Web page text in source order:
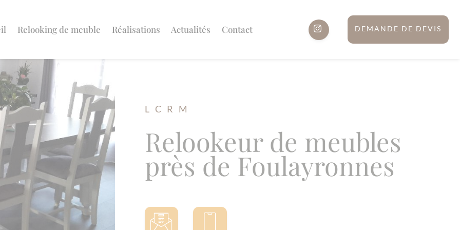
Relooking de meuble Réalisations Actualités Contact DEMANDE DE DEVIS
L C R M
Relookeur de meubles
près de Foulayronnes